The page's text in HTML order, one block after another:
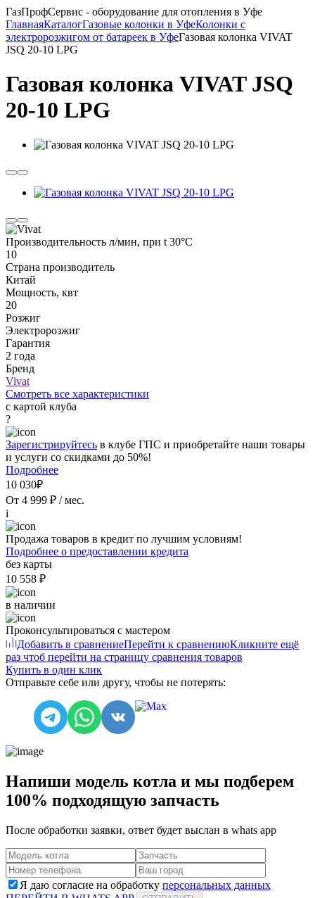
ГазПрофСервис - оборудование для отопления в Уфе
ГлавнаяКаталогГазовые колонки в УфеКолонки с
электророзжигом от батареек в УфеГазовая колонка VIVAT
JSQ 20-10 LPG
Газовая колонка VIVAT JSQ
20-10 LPG
Производительность л/мин, при t 30°C
10
Страна производитель
Китай
Мощность, квт
20
Розжиг
Электророзжиг
Гарантия
2 года
Бренд
Vivat
Смотреть все характеристики
с картой клуба
?
Зарегистрируйтесь в клубе ГПС и приобретайте наши товары
и услуги со скидками до 50%!
Подробнее
10 030₽
От 4 999 ₽ / мес.
i
Продажа товаров в кредит по лучшим условиям!
Подробнее о предоставлении кредита
без карты
10 558 ₽
в наличии
Проконсультироваться с мастером
Добавить в сравнениеПерейти к сравнениюКликните ещё
раз чтоб перейти на страницу сравнения товаров
Купить в один клик
Отправьте себе или другу, чтобы не потерять:
Напиши модель котла и мы подберем
100% подходящую запчасть
После обработки заявки, ответ будет выслан в whats app
Я даю согласие на обработку персональных данных